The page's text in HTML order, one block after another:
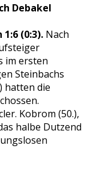
Debakel
(0:3). Nach
im ersten
Steinbachs
hatten die
Kobrom (50.),
halbe Dutzend